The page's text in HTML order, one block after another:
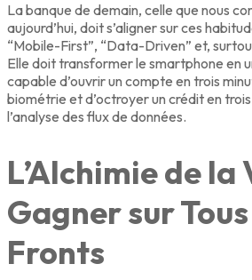
La banque de demain, celle que nous
aujourd’hui, doit s’aligner sur ces
“Mobile-First”, “Data-Driven” et,
Elle doit transformer le smartphone en
capable d’ouvrir un compte en trois
biométrie et d’octroyer un crédit en
l’analyse des flux de données.
L’Alchimie de la
Gagner sur
Fronts